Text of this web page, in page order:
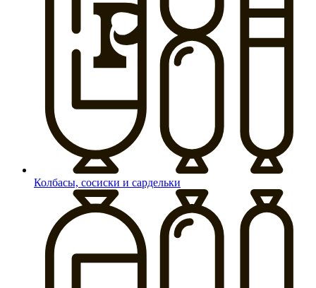
Колбасы, сосиски и сардельки